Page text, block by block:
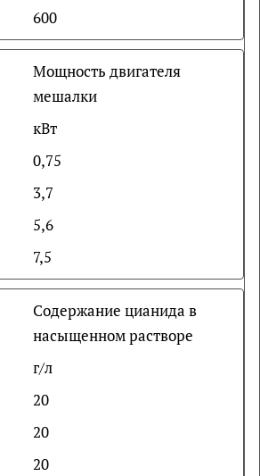
600
Мощность двигателя
мешалки
кВт
0,75
3,7
5,6
7,5
Содержание цианида в
насыщенном растворе
г/л
20
20
20